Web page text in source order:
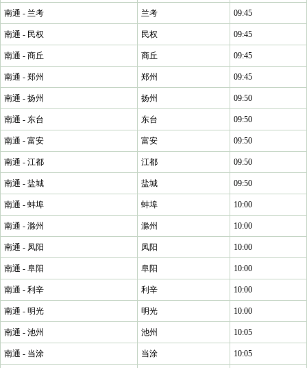
南通 - 兰考 兰考 09:45
南通 - 民权 民权 09:45
南通 - 商丘 商丘 09:45
南通 - 郑州 郑州 09:45
南通 - 扬州 扬州 09:50
南通 - 东台 东台 09:50
南通 - 富安 富安 09:50
南通 - 江都 江都 09:50
南通 - 盐城 盐城 09:50
南通 - 蚌埠 蚌埠 10:00
南通 - 滁州 滁州 10:00
南通 - 凤阳 凤阳 10:00
南通 - 阜阳 阜阳 10:00
南通 - 利辛 利辛 10:00
南通 - 明光 明光 10:00
南通 - 池州 池州 10:05
南通 - 当涂 当涂 10:05